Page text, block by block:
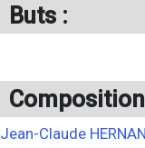
Buts :
Jean-Claude